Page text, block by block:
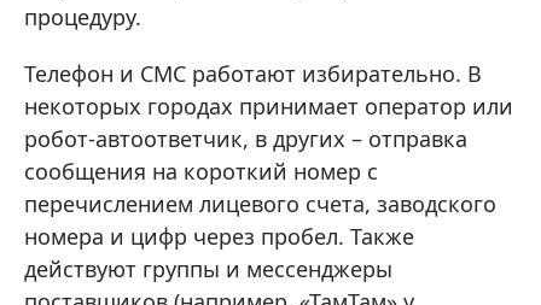
процедуру.
Телефон и СМС работают избирательно. В
некоторых городах принимает оператор или
робот‑автоответчик, в других – отправка
сообщения на короткий номер с
перечислением лицевого счета, заводского
номера и цифр через пробел. Также
действуют группы и мессенджеры